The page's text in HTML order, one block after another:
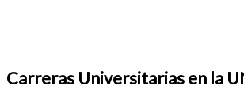
Carreras Universitarias en la